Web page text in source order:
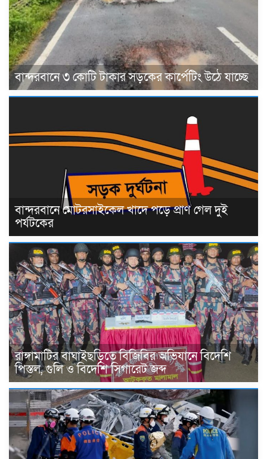
বান্দরবানে ৩ কোটি টাকার সড়কের কার্পেটিং উঠে যাচ্ছে
বান্দরবানে মোটরসাইকেল খাদে পড়ে প্রাণ গেল দুই
পর্যটকের
রাঙ্গামাটির বাঘাইছড়িতে বিজিবির অভিযানে বিদেশি
পিস্তল, গুলি ও বিদেশি সিগারেট জব্দ